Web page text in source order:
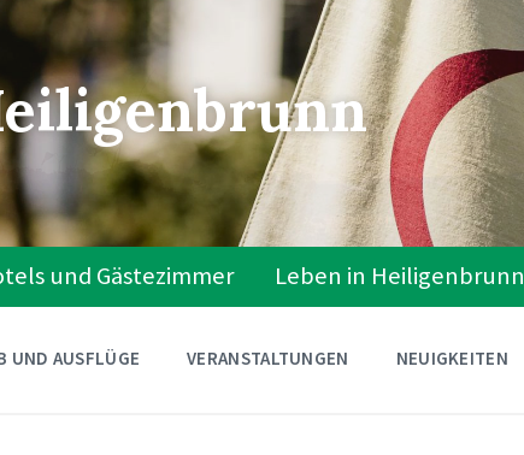
und Gästezimmer Leben in Heiligenbrunn
UND AUSFLÜGE VERANSTALTUNGEN NEUIGKEITEN